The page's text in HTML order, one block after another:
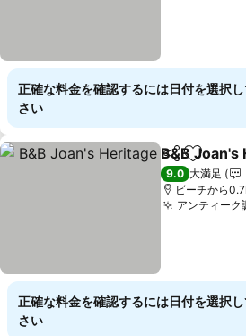
正確な料金を確認するには日付を選択
さい
シェアお気に
B&B Joan's
9.0 大満足
ビーチから
アンティーク
正確な料金を確認するには日付を選択
さい